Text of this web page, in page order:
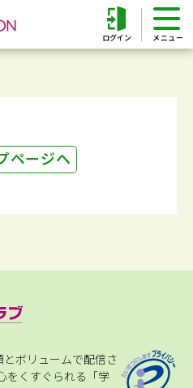
ログイン
ページへ
ボリュームで配信さ
をくすぐられる「学